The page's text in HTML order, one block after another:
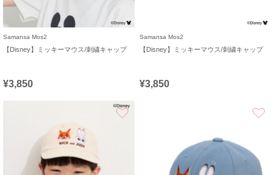
Samansa Mos2
【Disney】ミッキーマウス/刺繍キャップ
¥3,850
Samansa Mos2
【Disney】ミッキーマウス/刺繍キャップ
¥3,850